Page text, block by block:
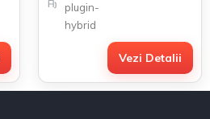
plugin-
hybrid
Vezi Detalii